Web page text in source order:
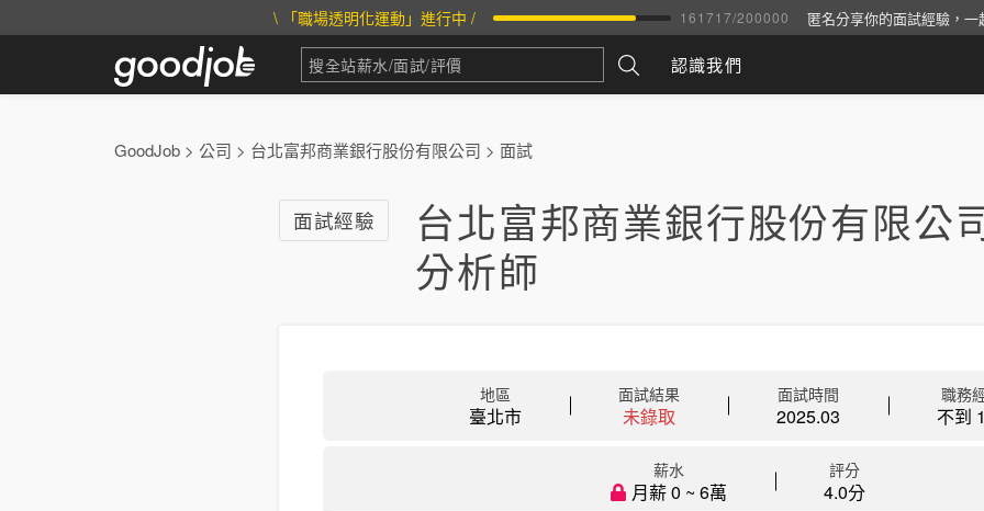
\ 「職場透明化運動」進行中 / 161717/200000 匿名分享你的面試經驗，
認識我們
GoodJob > 公司 > 台北富邦商業銀行股份有限公司 > 面試
面試經驗
台北富邦商業銀行股份有限公
分析師
地區
臺北市
面試結果
未錄取
面試時間
2025.03
職務
不到
薪水
月薪 0 ~ 6萬
評分
4.0分